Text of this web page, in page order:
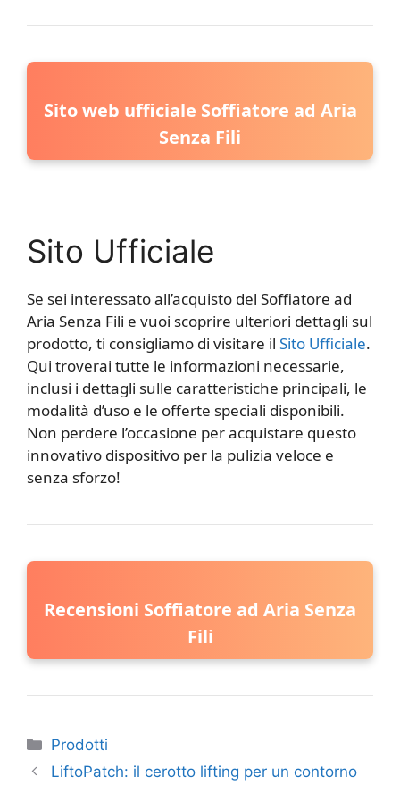
Sito web ufficiale Soffiatore ad Aria
Senza Fili
Sito Ufficiale
Se sei interessato all’acquisto del Soffiatore ad
Aria Senza Fili e vuoi scoprire ulteriori dettagli sul
prodotto, ti consigliamo di visitare il Sito Ufficiale.
Qui troverai tutte le informazioni necessarie,
inclusi i dettagli sulle caratteristiche principali, le
modalità d’uso e le offerte speciali disponibili.
Non perdere l’occasione per acquistare questo
innovativo dispositivo per la pulizia veloce e
senza sforzo!
Recensioni Soffiatore ad Aria Senza
Fili
Categorie
Prodotti
LiftoPatch: il cerotto lifting per un contorno